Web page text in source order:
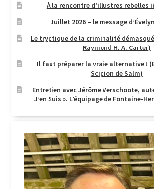
À la rencontre d’illustres rebelles
Juillet 2026 – le message
Le tryptique de la criminalité
Raymond H. A. Carter)
Il faut préparer la vraie alternative !
Scipion de Salm)
Entretien avec Jérôme Verschoote,
J’en Suis ». L’équipage de Fontaine-